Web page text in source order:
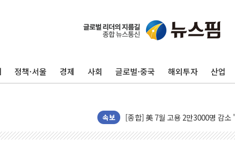
정책·서울 경제 사회 글로벌·중국 해외투자 산업
속보
[AI MY 뉴스] 뉴욕 반도체주 프리
[종합] 美 7월 고용 2만3000명 감
[사진] 이슬람 수니파 3개국, 공동